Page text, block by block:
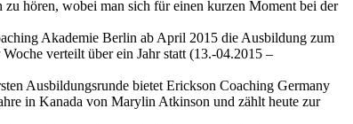
zu hören, wobei man sich für einen kurzen Moment bei der
Akademie Berlin ab April 2015 die Ausbildung zum
verteilt über ein Jahr statt (13.-04.2015 –
Ausbildungsrunde bietet Erickson Coaching Germany
in Kanada von Marylin Atkinson und zählt heute zur